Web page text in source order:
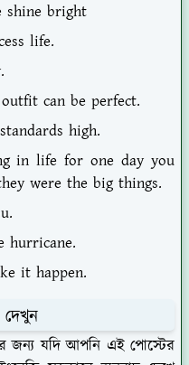
shine bright
life.
can be perfect.
high.
in life for one day you
were the big things.
hurricane.
it happen.
জন্য যদি আপনি এই পোস্টের